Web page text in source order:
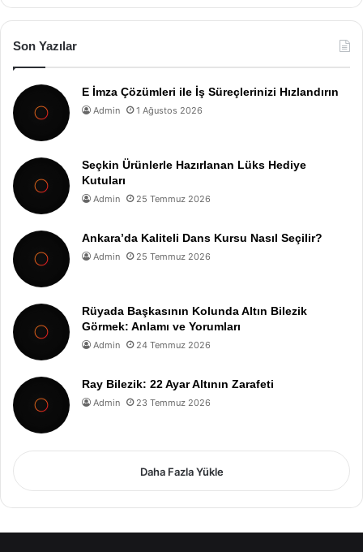
Son Yazılar
E İmza Çözümleri ile İş Süreçlerinizi Hızlandırın
Admin 1 Ağustos 2026
Seçkin Ürünlerle Hazırlanan Lüks Hediye
Kutuları
Admin 25 Temmuz 2026
Ankara’da Kaliteli Dans Kursu Nasıl Seçilir?
Admin 25 Temmuz 2026
Rüyada Başkasının Kolunda Altın Bilezik
Görmek: Anlamı ve Yorumları
Admin 24 Temmuz 2026
Ray Bilezik: 22 Ayar Altının Zarafeti
Admin 23 Temmuz 2026
Daha Fazla Yükle